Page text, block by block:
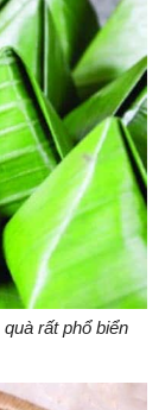
rất phổ biển